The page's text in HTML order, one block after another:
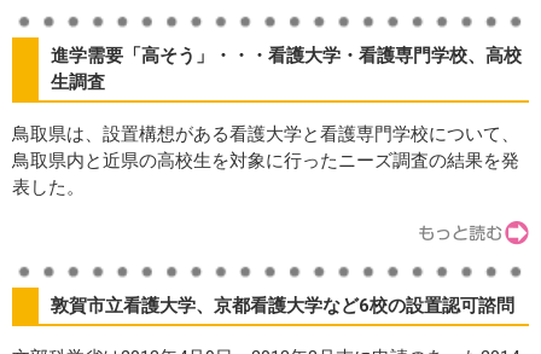
進学需要「高そう」・・・看護大学・看護専門学校、高校
生調査
鳥取県は、設置構想がある看護大学と看護専門学校について、
鳥取県内と近県の高校生を対象に行ったニーズ調査の結果を発
表した。
敦賀市立看護大学、京都看護大学など6校の設置認可諮問